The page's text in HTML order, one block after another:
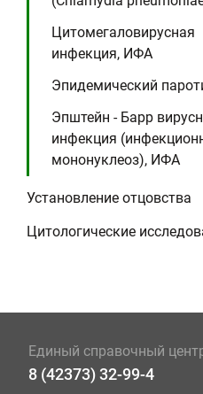
Цитомегаловирусная
инфекция, ИФА
Эпидемический
Эпштейн - Барр
инфекция
мононуклеоз), ИФА
Установление отцовства
Цитологические
Единый справочный
8 (42373) 32-99-4